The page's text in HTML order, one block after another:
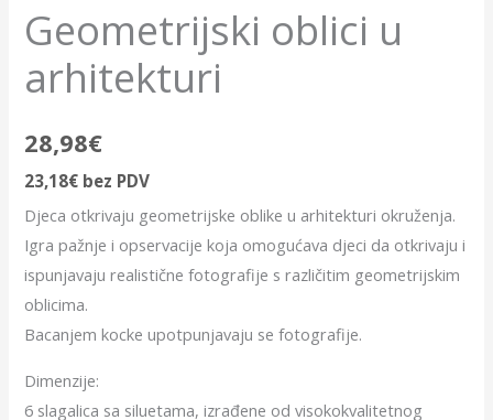
Geometrijski oblici u
arhitekturi
28,98€
23,18€ bez PDV
Djeca otkrivaju geometrijske oblike u arhitekturi okruženja.
Igra pažnje i opservacije koja omogućava djeci da otkrivaju i
ispunjavaju realistične fotografije s različitim geometrijskim
oblicima.
Bacanjem kocke upotpunjavaju se fotografije.
Dimenzije:
6 slagalica sa siluetama, izrađene od visokokvalitetnog